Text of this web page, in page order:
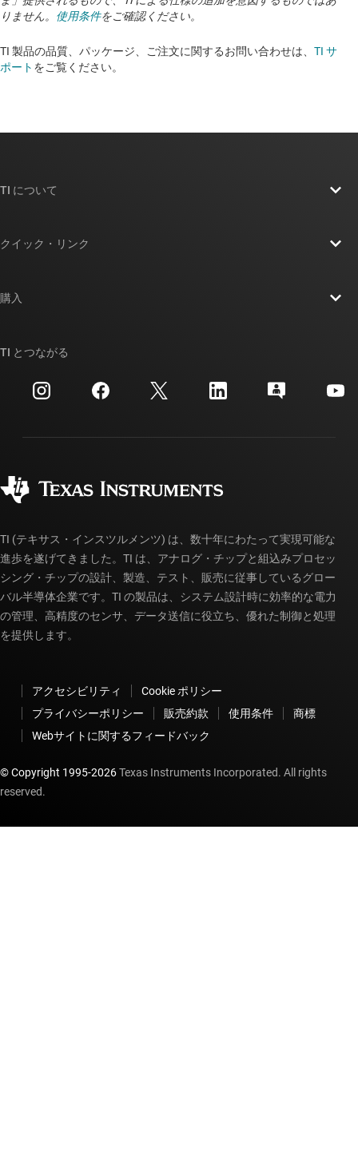
りません。 使用条件をご確認ください。
TI 製品の品質、パッケージ、ご注文に関するお問い合わせは、 TI サ
ポート をご覧ください。
TI について
投資家向け情報
製造
クイック・リンク
クロスリファレンス検索
カスタマー・サポート・センター
myTI アカウントの FAQ
購入
ご注文に関する FAQ
TI とつながる
TI (テキサス・インスツルメンツ) は、数十年にわたって実現可能な
進歩を遂げてきました。TI は、アナログ・チップと組込みプロセッ
シング・チップの設計、製造、テスト、販売に従事しているグロー
バル半導体企業です。TI の製品は、システム設計時に効率的な電力
の管理、高精度のセンサ、データ送信に役立ち、優れた制御と処理
を提供します。
アクセシビリティ
Cookie ポリシー
プライバシーポリシー
販売約款 使用条件
商標
Webサイトに関するフィードバック
© Copyright 1995-2026Texas Instruments Incorporated. All rights
reserved.